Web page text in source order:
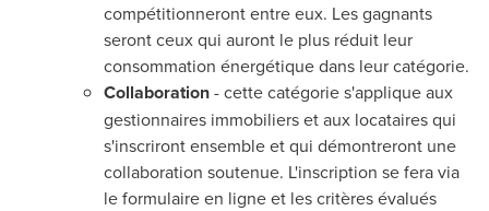
compétitionneront entre eux. Les gagnants
seront ceux qui auront le plus réduit leur
consommation énergétique dans leur catégorie.
Collaboration- cette catégorie s'applique aux
gestionnaires immobiliers et aux locataires qui
s'inscriront ensemble et qui démontreront une
collaboration soutenue. L'inscription se fera via
le formulaire en ligne et les critères évalués